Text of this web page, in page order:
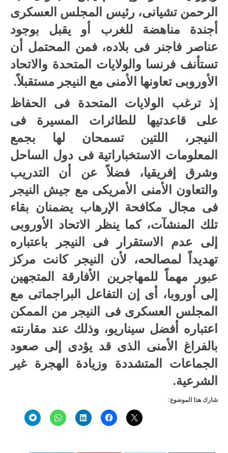
الرحمن تشيانى، رئيس المجلس العسكرى
أجندة مناهضة للغرب أو يقبل بوجود
عناصر فاجنر فى بلاده، فمن المحتمل أن
تستأنف فرنسا والولايات المتحدة والاتحاد
الأوروبى تعاونها الأمنى مع النيجر مستقبلاً.
إذ ترغب الولايات المتحدة فى الحفاظ
على قاعدتيها للطائرات المسيرة فى
النيجر، اللتين تسمحان لها بجمع
المعلومات الاستخباراتية فى دول الساحل
وشرق إفريقيا، فضلاً عن أن التدريب
والتعاون الأمنى الأمريكى مع جيش النيجر
فى مجال مكافحة الإرهاب يضمنان بقاء
تلك المنشآت، كما ينظر الاتحاد الأوروبى
إلى عدم الاستقرار فى النيجر باعتباره
تهديداً لمصالحه، لأن النيجر كانت مركز
عبور مهماً للمهاجرين الأفارقة المتجهين
إلى أوروبا، أى إن التفاعل البراجماتى مع
المجلس العسكرى فى النيجر من الممكن
اعتباره أفضل سيناريو، وذلك عند مقارنته
بالفراغ الأمنى الذى قد يؤدى إلى صعود
الجماعات المتشددة وزيادة الهجرة غير
الشرعية.
شارك هذا الموضوع: